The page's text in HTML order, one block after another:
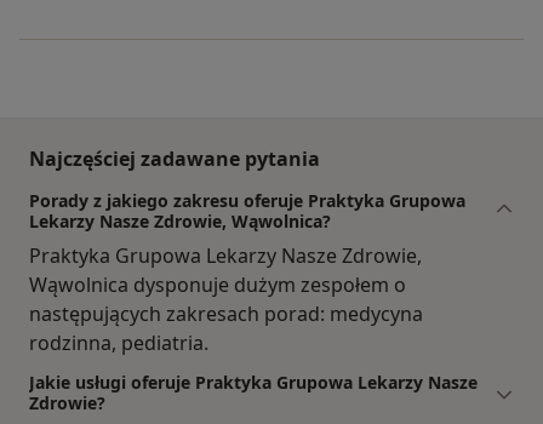
Najczęściej zadawane pytania
Porady z jakiego zakresu oferuje Praktyka Grupowa
Lekarzy Nasze Zdrowie, Wąwolnica?
Praktyka Grupowa Lekarzy Nasze Zdrowie,
Wąwolnica dysponuje dużym zespołem o
następujących zakresach porad: medycyna
rodzinna, pediatria.
Jakie usługi oferuje Praktyka Grupowa Lekarzy Nasze
Zdrowie?